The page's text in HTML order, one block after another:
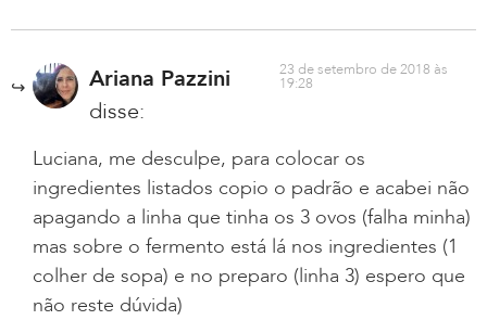
Ariana Pazzini
disse:
23 de setembro de 2018 às
19:28
Luciana, me desculpe, para colocar os
ingredientes listados copio o padrão e acabei não
apagando a linha que tinha os 3 ovos (falha minha)
mas sobre o fermento está lá nos ingredientes (1
colher de sopa) e no preparo (linha 3) espero que
não reste dúvida)